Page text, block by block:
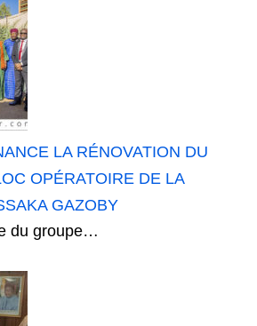
LA RÉNOVATION DU
OPÉRATOIRE DE LA
GAZOBY
du groupe…